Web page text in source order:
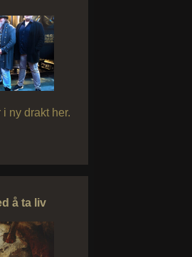
ny drakt her.
å ta liv